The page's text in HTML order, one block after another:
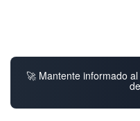
🚀 Mantente informado